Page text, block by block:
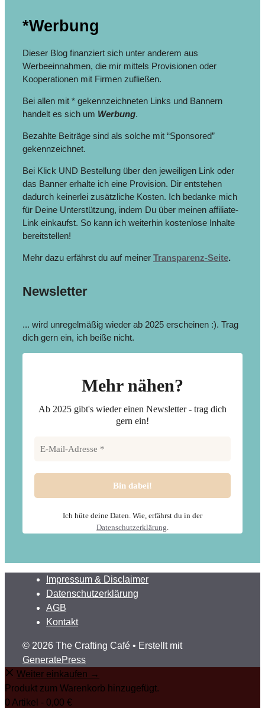
*Werbung
Dieser Blog finanziert sich unter anderem aus
Werbeeinnahmen, die mir mittels Provisionen oder
Kooperationen mit Firmen zufließen.
Bei allen mit * gekennzeichneten Links und Bannern
handelt es sich um Werbung.
Bezahlte Beiträge sind als solche mit “Sponsored”
gekennzeichnet.
Bei Klick UND Bestellung über den jeweiligen Link oder
das Banner erhalte ich eine Provision. Dir entstehen
dadurch keinerlei zusätzliche Kosten. Ich bedanke mich
für Deine Unterstützung, indem Du über meinen affiliate-
Link einkaufst. So kann ich weiterhin kostenlose Inhalte
bereitstellen!
Mehr dazu erfährst du auf meiner Transparenz-Seite.
Newsletter
... wird unregelmäßig wieder ab 2025 erscheinen :). Trag
dich gern ein, ich beiße nicht.
Mehr nähen?
Ab 2025 gibt's wieder einen Newsletter - trag dich
gern ein!
Ich hüte deine Daten. Wie, erfährst du in der
Datenschutzerklärung.
Impressum & Disclaimer
Datenschutzerklärung
AGB
Kontakt
© 2026 The Crafting Café • Erstellt mit
GeneratePress
Weiter einkaufen →
Produkt zum Warenkorb hinzugefügt.
0 Artikel - 0,00 €